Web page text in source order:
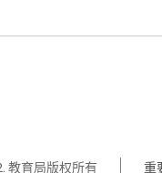
教育局版权所有
重